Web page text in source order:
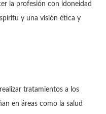
la profesión con idoneidad
y una visión ética y
tratamientos a los
en áreas como la salud